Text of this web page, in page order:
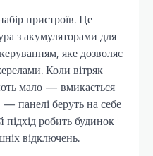
пристроїв. Це
з акумуляторами для
яке дозволяє
Коли вітряк
мало — вмикається
панелі беруть на себе
робить будинок
відключень.